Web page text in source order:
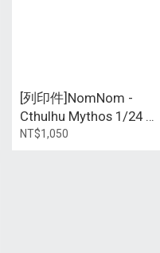
[列印件]NomNom -
Cthulhu Mythos 1/24 無
水波! 只有單體+地台
NT$1,050